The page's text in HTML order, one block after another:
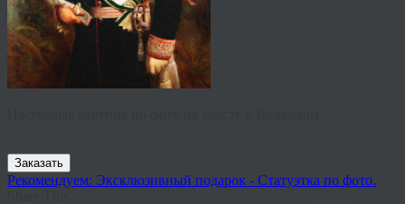
Заказать
Рекомендуем: Эксклюзивный подарок - Статуэтка по фото.